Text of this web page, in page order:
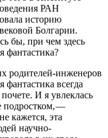
РАН
историю
Болгарии.
бы, при чем здесь
фантастика?
родителей-инженеров
фантастика всегда
И я увлеклась
—
кажется, эта
научно-